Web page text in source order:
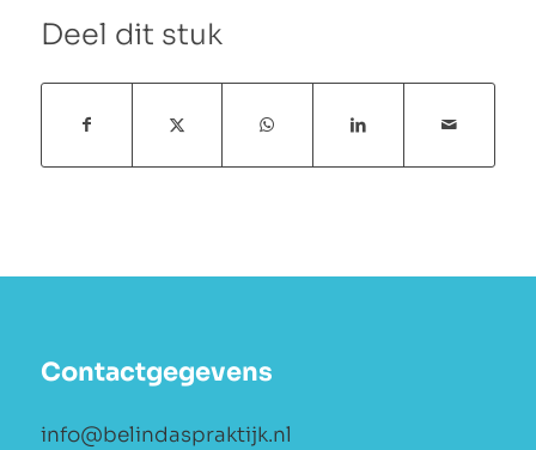
Deel dit stuk
Contactgegevens
info@belindaspraktijk.nl